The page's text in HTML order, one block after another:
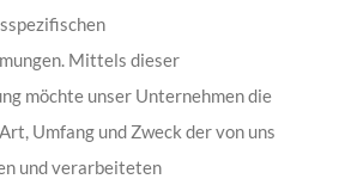
Mittels dieser
möchte unser Unternehmen die
Umfang und Zweck der von uns
und verarbeiteten